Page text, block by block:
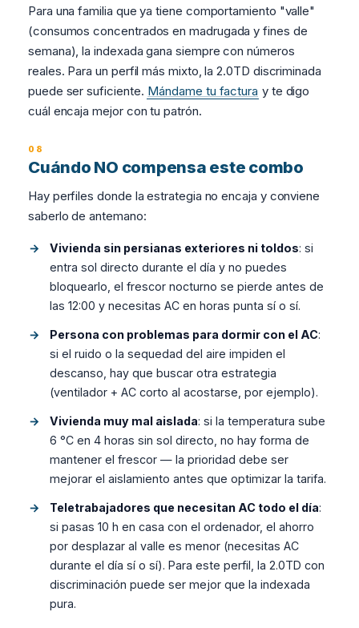
Para una familia que ya tiene comportamiento "valle"
(consumos concentrados en madrugada y fines de
semana), la indexada gana siempre con números
reales. Para un perfil más mixto, la 2.0TD discriminada
puede ser suficiente. Mándame tu factura y te digo
cuál encaja mejor con tu patrón.
Cuándo NO compensa este combo
Hay perfiles donde la estrategia no encaja y conviene
saberlo de antemano:
Vivienda sin persianas exteriores ni toldos: si
entra sol directo durante el día y no puedes
bloquearlo, el frescor nocturno se pierde antes de
las 12:00 y necesitas AC en horas punta sí o sí.
Persona con problemas para dormir con el AC:
si el ruido o la sequedad del aire impiden el
descanso, hay que buscar otra estrategia
(ventilador + AC corto al acostarse, por ejemplo).
Vivienda muy mal aislada: si la temperatura sube
6 °C en 4 horas sin sol directo, no hay forma de
mantener el frescor — la prioridad debe ser
mejorar el aislamiento antes que optimizar la tarifa.
Teletrabajadores que necesitan AC todo el día:
si pasas 10 h en casa con el ordenador, el ahorro
por desplazar al valle es menor (necesitas AC
durante el día sí o sí). Para este perfil, la 2.0TD con
discriminación puede ser mejor que la indexada
pura.